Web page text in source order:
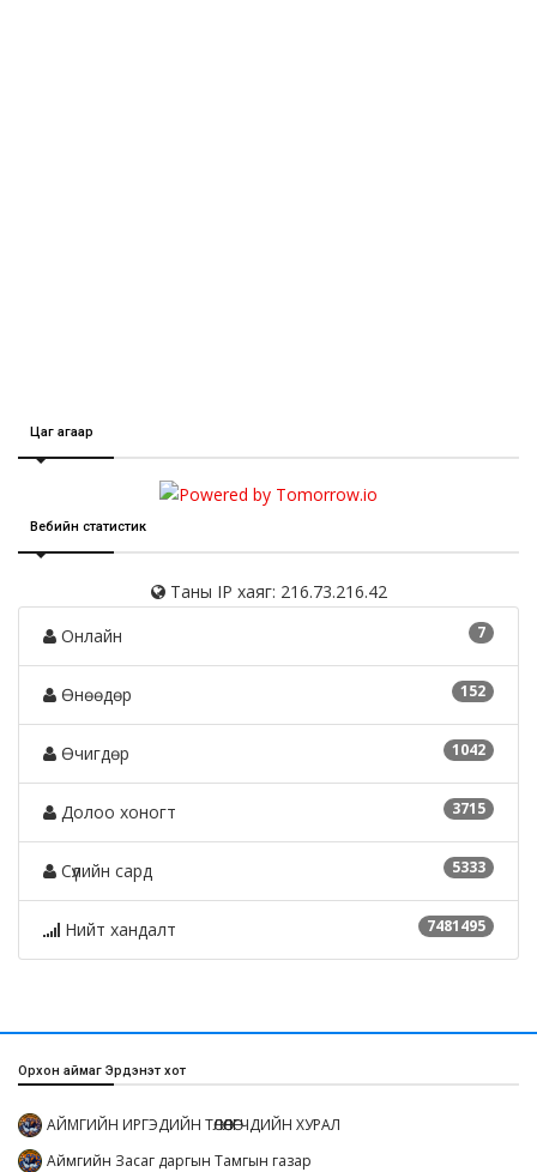
Цаг агаар
Вебийн статистик
Таны IP хаяг: 216.73.216.42
7
Онлайн
152
Өнөөдөр
1042
Өчигдөр
3715
Долоо хоногт
5333
Сүүлийн сард
7481495
Нийт хандалт
Орхон аймаг Эрдэнэт хот
АЙМГИЙН ИРГЭДИЙН ТӨЛӨӨЛӨГЧДИЙН ХУРАЛ
Аймгийн Засаг даргын Тамгын газар